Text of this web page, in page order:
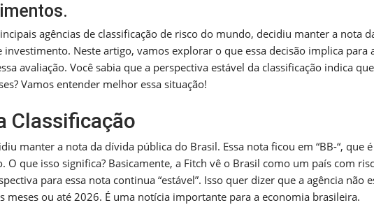
agências de classificação de risco do mundo, decidiu manter a nota
Neste artigo, vamos explorar o que essa decisão implica para
avaliação. Você sabia que a perspectiva estável da classificação indica
Vamos entender melhor essa situação!
Classificação
manter a nota da dívida pública do Brasil. Essa nota ficou em “BB-“, que
O que isso significa? Basicamente, a Fitch vê o Brasil como um país com
para essa nota continua “estável”. Isso quer dizer que a agência não
meses ou até 2026. É uma notícia importante para a economia brasileira.